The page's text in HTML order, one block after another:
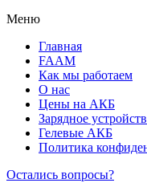
Меню
Главная
FAAM
Как мы работаем
О нас
Цены на АКБ
Зарядное
Гелевые АКБ
Политика
Остались вопросы?